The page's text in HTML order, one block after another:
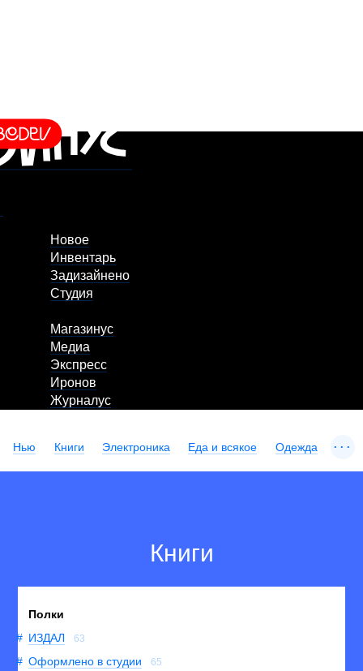
Новое
Инвентарь
Задизайнено
Студия
Магазинус
Медиа
Экспресс
Иронов
Журналус
Нью Книги Электроника Еда и всякое Одежда ...
Книги
Полки
ИЗДАЛ
63
Оформлено в студии 65